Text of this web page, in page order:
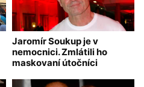
Jaromír Soukup je v
nemocnici. Zmlátili ho
maskovaní útočníci